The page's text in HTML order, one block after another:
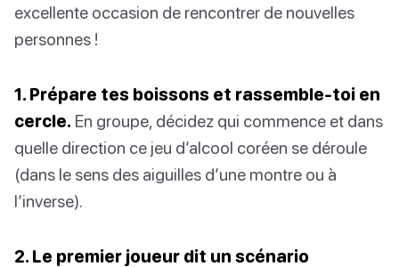
excellente occasion de rencontrer de nouvelles
personnes !
1. Prépare tes boissons et rassemble-toi en
cercle. En groupe, décidez qui commence et dans
quelle direction ce jeu d’alcool coréen se déroule
(dans le sens des aiguilles d’une montre ou à
l’inverse).
2. Le premier joueur dit un scénario